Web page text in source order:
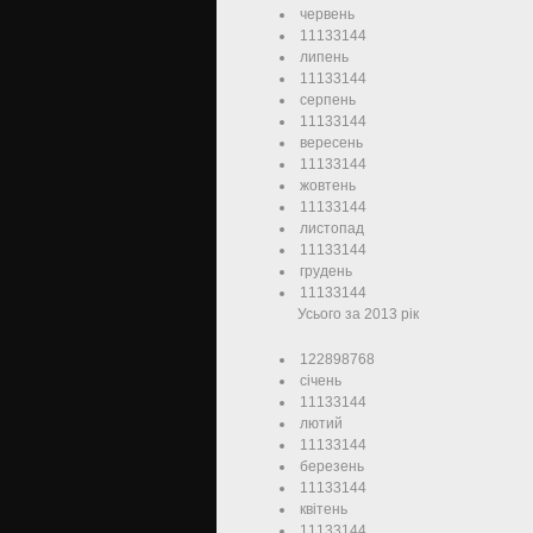
червень
11133144
липень
11133144
серпень
11133144
вересень
11133144
жовтень
11133144
листопад
11133144
грудень
11133144
Усього за 2013 рік
122898768
січень
11133144
лютий
11133144
березень
11133144
квітень